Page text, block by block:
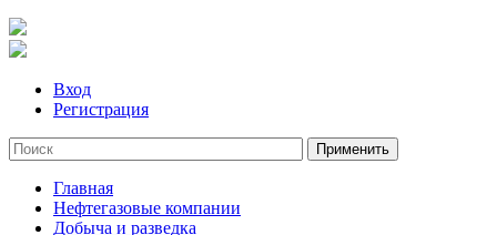
Вход
Регистрация
Главная
Нефтегазовые компании
Добыча и разведка